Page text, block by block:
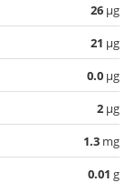
26 µg
21 µg
0.0 µg
2 µg
1.3 mg
0.01 g